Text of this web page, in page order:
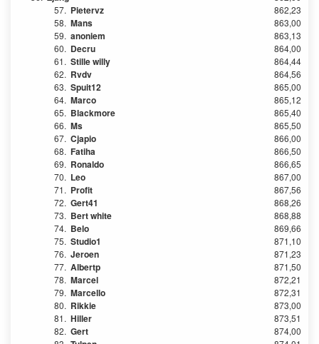
57. Pietervz
862,23
58. Mans
863,00
59. anoniem
863,13
60. Decru
864,00
61. Stille willy
864,44
62. Rvdv
864,56
63. Spuit12
865,00
64. Marco
865,12
65. Blackmore
865,40
66. Ms
865,50
67. Cjapio
866,00
68. Fatiha
866,50
69. Ronaldo
866,65
70. Leo
867,00
71. Profit
867,56
72. Gert41
868,26
73. Bert white
868,88
74. Belo
869,66
75. Studio1
871,10
76. Jeroen
871,23
77. Albertp
871,50
78. Marcel
872,21
79. Marcello
872,31
80. Rikkie
873,00
81. Hiller
873,51
82. Gert
874,00